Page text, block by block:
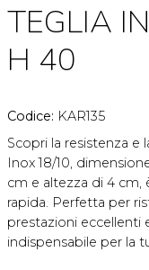
TEGLIA
H 40
Codice: KAR135
Scopri la resistenza e
Inox 18/10,
cm e altezza di 4 cm,
rapida. Perfetta per
prestazioni eccellenti
indispensabile per la